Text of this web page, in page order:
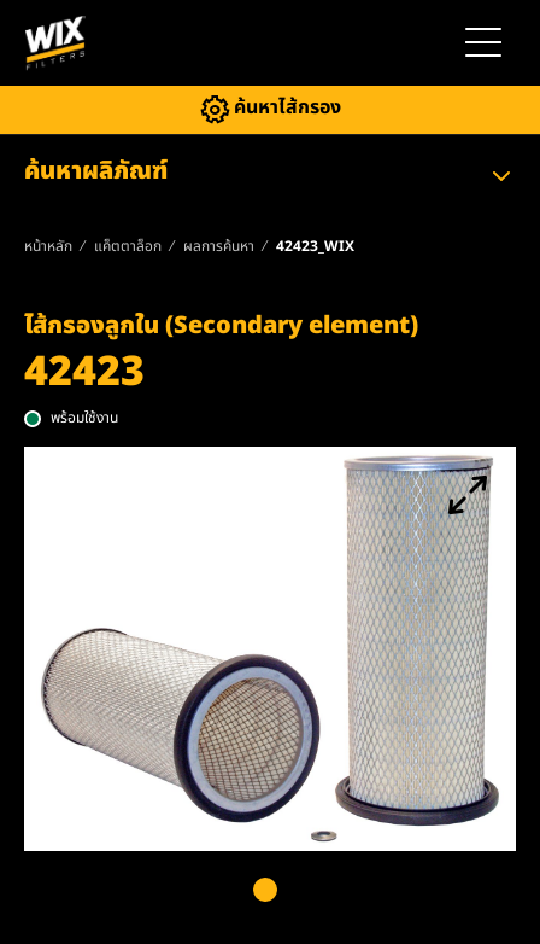
สลับการ
ค้นหาไส้กรอง
ค้นหาผลิภัณฑ์
หน้าหลัก แค็ตตาล็อก ผลการค้นหา 42423_WIX
ไส้กรองลูกใน (Secondary element)
42423
พร้อมใช้งาน